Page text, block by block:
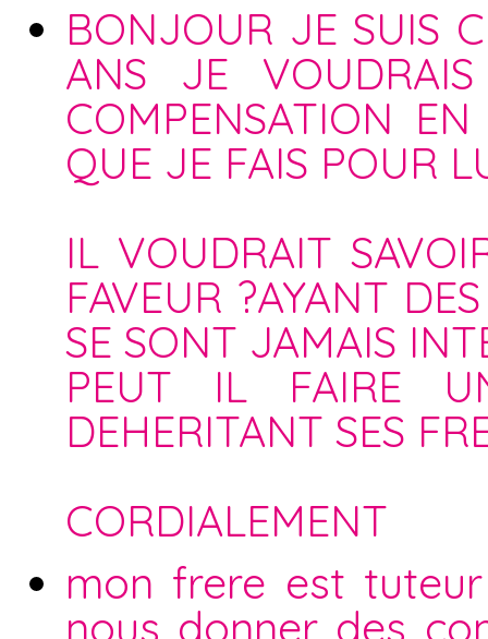
BONJOUR JE SUIS
ANS JE
COMPENSATION
QUE JE FAIS POUR
IL VOUDRAIT
FAVEUR ?AYANT
SE SONT JAMAIS
PEUT IL FAIRE
DEHERITANT SES
CORDIALEMENT
mon frere est
nous donner des